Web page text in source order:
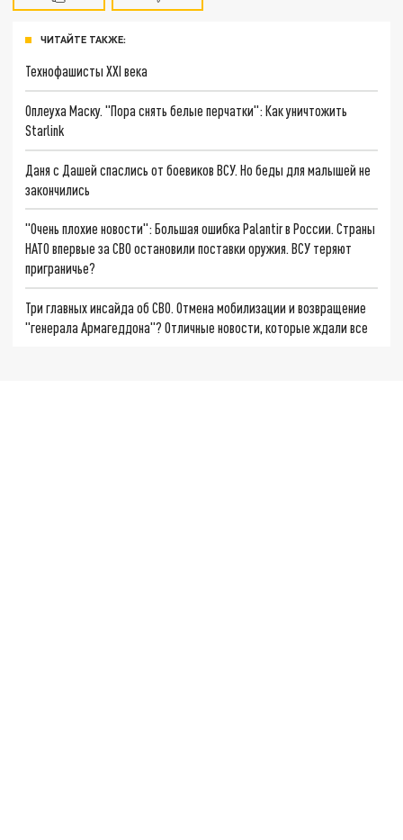
ЧИТАЙТЕ ТАКЖЕ:
Технофашисты XXI века
Оплеуха Маску. "Пора снять белые перчатки": Как уничтожить
Starlink
Даня с Дашей спаслись от боевиков ВСУ. Но беды для малышей не
закончились
"Очень плохие новости": Большая ошибка Palantir в России. Страны
НАТО впервые за СВО остановили поставки оружия. ВСУ теряют
приграничье?
Три главных инсайда об СВО. Отмена мобилизации и возвращение
"генерала Армагеддона"? Отличные новости, которые ждали все